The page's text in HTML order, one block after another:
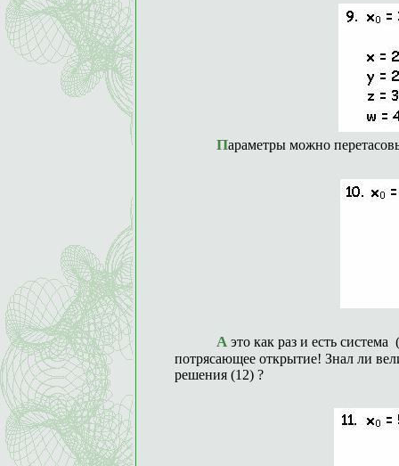
Параметры можно
А это как раз и есть система (2), полученная Рамануджаном! Просто
потрясающее открытие! Знал ли
решения (12) ?